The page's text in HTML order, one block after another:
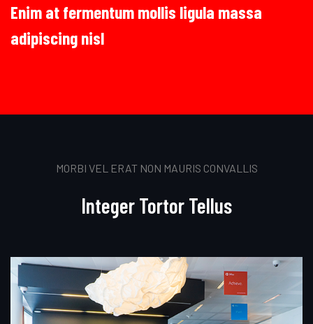
Enim at fermentum mollis ligula massa
adipiscing nisl
MORBI VEL ERAT NON MAURIS CONVALLIS
Integer Tortor Tellus